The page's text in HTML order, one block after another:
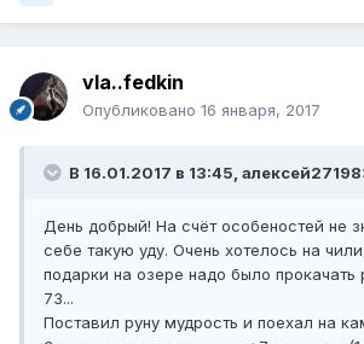
vla..fedkin
Опубликовано 16 января, 2017
В 16.01.2017 в 13:45,
День добрый! На счёт особеностей не
себе такую уду. Очень хотелось на
подарки на озере надо было прокачать
73...
Поставил руну мудрость и поехал на